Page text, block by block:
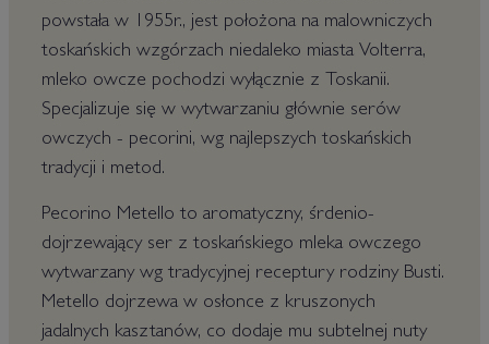
powstała w 1955r., jest położona na malowniczych
toskańskich wzgórzach niedaleko miasta Volterra,
mleko owcze pochodzi wyłącznie z Toskanii.
Specjalizuje się w wytwarzaniu głównie serów
owczych - pecorini, wg najlepszych toskańskich
tradycji i metod.
Pecorino Metello to aromatyczny, śrdenio-
dojrzewający ser z toskańskiego mleka owczego
wytwarzany wg tradycyjnej receptury rodziny Busti.
Metello dojrzewa w osłonce z kruszonych
jadalnych kasztanów, co dodaje mu subtelnej nuty